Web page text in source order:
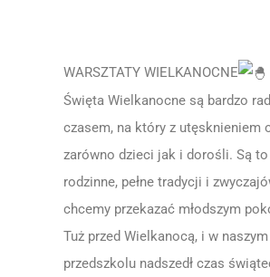
WARSZTATY WIELKANOCNE
Święta Wielkanocne są bardzo
czasem, na który z utęsknieniem
zarówno dzieci jak i dorośli. Są
rodzinne, pełne tradycji i
chcemy przekazać młodszym
Tuż przed Wielkanocą, i w naszym
przedszkolu nadszedł czas